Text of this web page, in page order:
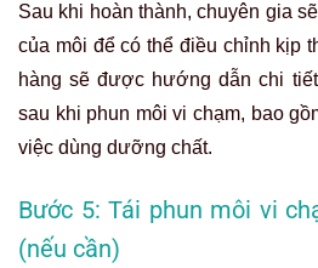
Sau khi hoàn thành, chuyên gia
của môi để có thể điều chỉnh kịp
hàng sẽ được hướng dẫn chi
sau khi phun môi vi chạm, bao
việc dùng dưỡng chất.
Bước 5: Tái phun môi vi
(nếu cần)